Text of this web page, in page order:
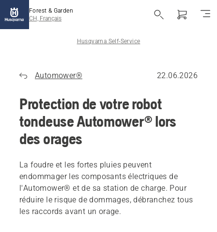
Forest & Garden
CH, Français
Husqvarna Self-Service
Automower® 22.06.2026
Protection de votre robot
tondeuse Automower® lors
des orages
La foudre et les fortes pluies peuvent
endommager les composants électriques de
l'Automower® et de sa station de charge. Pour
réduire le risque de dommages, débranchez tous
les raccords avant un orage.